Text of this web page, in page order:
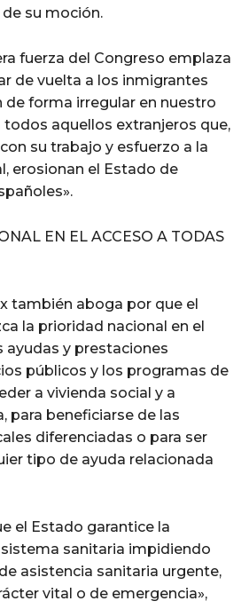
su moción.
fuerza del Congreso emplaza
de vuelta a los inmigrantes
de forma irregular en nuestro
todos aquellos extranjeros que,
su trabajo y esfuerzo a la
erosionan el Estado de
EN EL ACCESO A TODAS
también aboga por que el
la prioridad nacional en el
ayudas y prestaciones
públicos y los programas de
a vivienda social y a
para beneficiarse de las
diferenciadas o para ser
tipo de ayuda relacionada
el Estado garantice la
sanitaria impidiendo
asistencia sanitaria urgente,
vital o de emergencia»,